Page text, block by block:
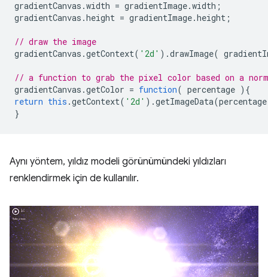
gradientCanvas .width = gradientImage.width ;
gradientCanvas .height = gradientImage.height ;
// draw the image
gradientCanvas .getContext( '2d' ).drawImage(
// a function to grab the pixel color based on a
gradientCanvas .getColor = function( percentage ){
return this .getContext( '2d' ).getImageData(percentage
}
Aynı yöntem, yıldız modeli görünümündeki yıldızları
renklendirmek için de kullanılır.